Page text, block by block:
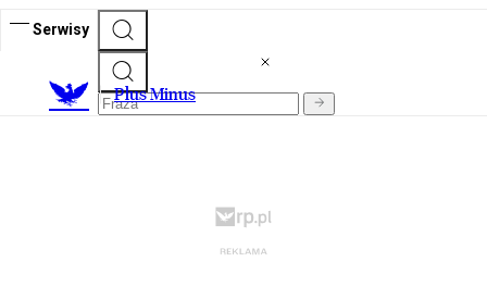
Serwisy
Plus Minus